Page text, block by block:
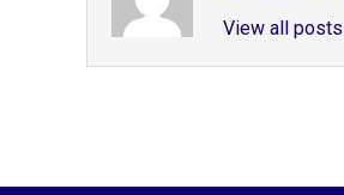
View all